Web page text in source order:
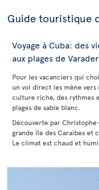
Guide touristique
Voyage à Cuba: des
aux plages de
Pour les vacanciers qui
un vol direct les mène
culture riche, des rythmes
plages de sable blanc.
Découverte par
grande île des Caraïbes et
Le climat est chaud et